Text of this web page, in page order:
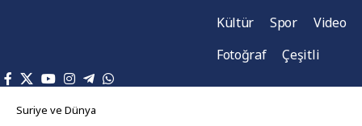
Kültür
Spor
Video
Fotoğraf
Çeşitli
Suriye ve Dünya